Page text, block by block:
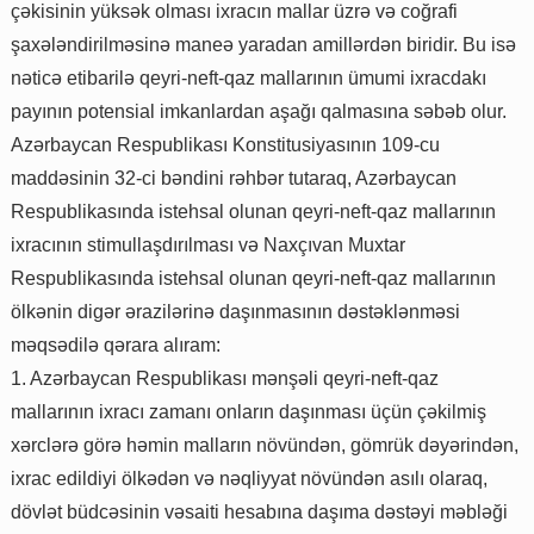
çəkisinin yüksək olması ixracın mallar üzrə və coğrafi
şaxələndirilməsinə maneə yaradan amillərdən biridir. Bu isə
nəticə etibarilə qeyri-neft-qaz mallarının ümumi ixracdakı
payının potensial imkanlardan aşağı qalmasına səbəb olur.
Azərbaycan Respublikası Konstitusiyasının 109-cu
maddəsinin 32-ci bəndini rəhbər tutaraq, Azərbaycan
Respublikasında istehsal olunan qeyri-neft-qaz mallarının
ixracının stimullaşdırılması və Naxçıvan Muxtar
Respublikasında istehsal olunan qeyri-neft-qaz mallarının
ölkənin digər ərazilərinə daşınmasının dəstəklənməsi
məqsədilə qərara alıram:
1. Azərbaycan Respublikası mənşəli qeyri-neft-qaz
mallarının ixracı zamanı onların daşınması üçün çəkilmiş
xərclərə görə həmin malların növündən, gömrük dəyərindən,
ixrac edildiyi ölkədən və nəqliyyat növündən asılı olaraq,
dövlət büdcəsinin vəsaiti hesabına daşıma dəstəyi məbləği